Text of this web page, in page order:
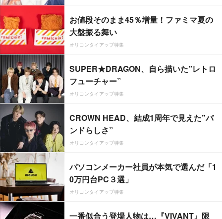
お値段そのまま45％増量！ファミマ夏の
大盤振る舞い
オリコンタイアップ特集
SUPER★DRAGON、自ら描いた”レトロ
フューチャー”
オリコンタイアップ特集
CROWN HEAD、結成1周年で見えた”バ
ンドらしさ”
オリコンタイアップ特集
パソコンメーカー社員が本気で選んだ「1
0万円台PC３選」
オリコンタイアップ特集
一番似合う登場人物は…『VIVANT』限